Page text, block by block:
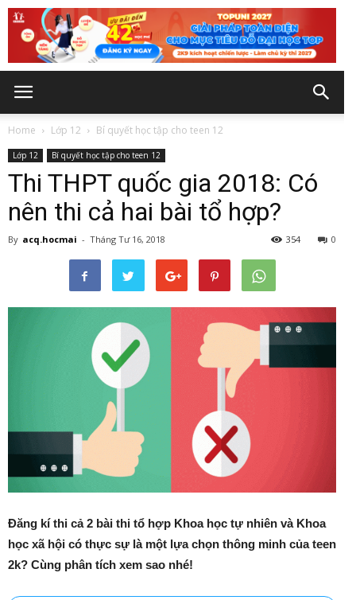
Home Lớp 12 Bí quyết học tập cho teen 12
Lớp 12 Bí quyết học tập cho teen 12
Thi THPT quốc gia 2018: Có
nên thi cả hai bài tổ hợp?
By acq.hocmai - Tháng Tư 16, 2018 0
354
Đăng kí thi cả 2 bài thi tổ hợp Khoa học tự nhiên và Khoa
học xã hội có thực sự là một lựa chọn thông minh của teen
2k? Cùng phân tích xem sao nhé!